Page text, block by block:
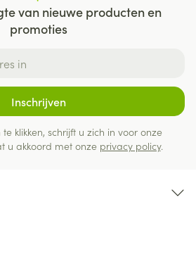
van nieuwe producten en
promoties
Inschrijven
klikken, schrijft u zich in voor onze
u akkoord met onze privacy policy.